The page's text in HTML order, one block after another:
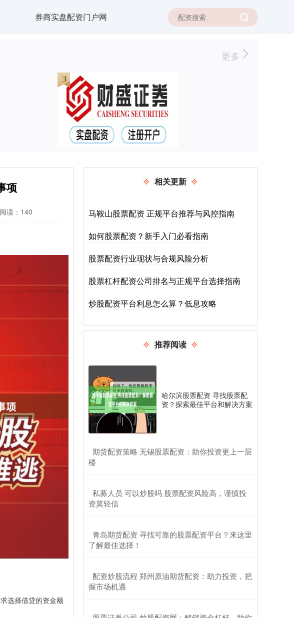
券商实盘配资门户网
更多
项
阅读：140
选择借贷的资金额
相关更新
马鞍山股票配资 正规平台推荐与风控指南
如何股票配资？新手入门必看指南
股票配资行业现状与合规风险分析
股票杠杆配资公司排名与正规平台选择指南
炒股配资平台利息怎么算？低息攻略
推荐阅读
哈尔滨股票配资 寻找股票配
资？探索最佳平台和解决方案
​期货配资策略 无锡股票配资：助你投资更上一层
楼
​私募人员 可以炒股吗 股票配资风险高，谨慎投
资莫轻信
​青岛期货配资 寻找可靠的股票配资平台？来这里
了解最佳选择！
​配资炒股流程 郑州原油期货配资：助力投资，把
握市场机遇